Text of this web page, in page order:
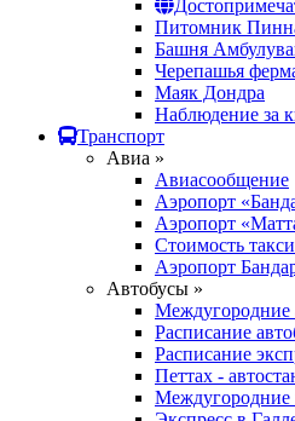
Питомник
Башня
Черепашья
Маяк Дондра
Наблюдение за
Транспорт
Авиа »
Авиасообщение
Аэропорт
Аэропорт
Стоимость
Аэропорт
Автобусы »
Междугородние
Расписание
Расписание
Петтах -